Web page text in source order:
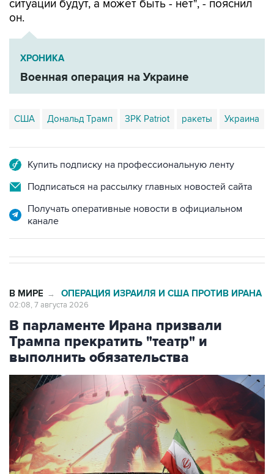
ХРОНИКА
Военная операция на Украине
США Дональд Трамп ЗРК Patriot ракеты Украина
Подписаться на рассылку главных новостей сайта
Получать оперативные новости в официальном
канале
В парламенте Ирана призвали
Трампа прекратить "театр" и
выполнить обязательства